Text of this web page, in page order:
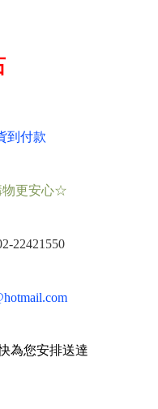
到付款
物更安心☆
22421550
為您安排送達